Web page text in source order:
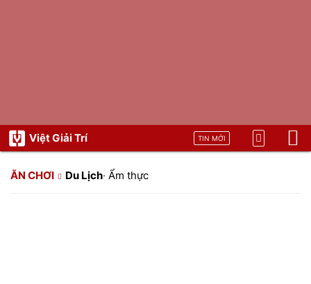
Việt Giải Trí TIN MỚI
ĂN CHƠI Du Lịch· Ẩm thực